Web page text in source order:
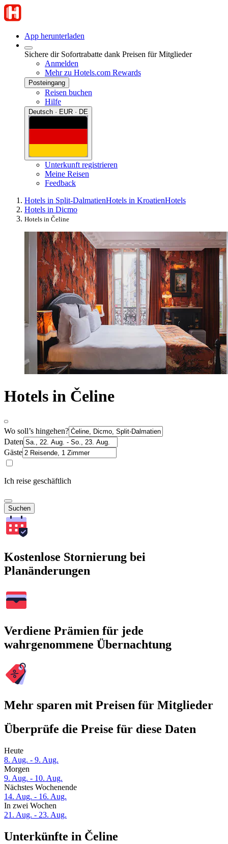
App herunterladen
Sichere dir Sofortrabatte dank Preisen für Mitglieder
Anmelden
Mehr zu Hotels.com Rewards
Posteingang
Reisen buchen
Hilfe
Deutsch · EUR · DE
Unterkunft registrieren
Meine Reisen
Feedback
Hotels in Split-DalmatienHotels in KroatienHotels
Hotels in Dicmo
Hotels in Čeline
Hotels in Čeline
Wo soll’s hingehen?
Daten
Gäste
Ich reise geschäftlich
Suchen
Kostenlose Stornierung bei
Planänderungen
Verdiene Prämien für jede
wahrgenommene Übernachtung
Mehr sparen mit Preisen für Mitglieder
Überprüfe die Preise für diese Daten
Heute
8. Aug. - 9. Aug.
Morgen
9. Aug. - 10. Aug.
Nächstes Wochenende
14. Aug. - 16. Aug.
In zwei Wochen
21. Aug. - 23. Aug.
Unterkünfte in Čeline